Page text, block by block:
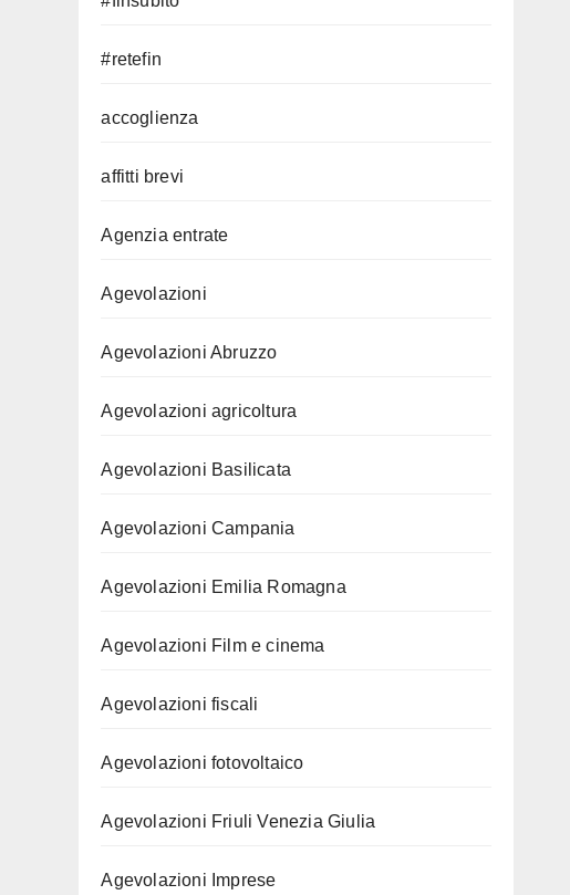
#retefin
accoglienza
affitti brevi
Agenzia entrate
Agevolazioni
Agevolazioni Abruzzo
Agevolazioni agricoltura
Agevolazioni Basilicata
Agevolazioni Campania
Agevolazioni Emilia Romagna
Agevolazioni Film e cinema
Agevolazioni fiscali
Agevolazioni fotovoltaico
Agevolazioni Friuli Venezia Giulia
Agevolazioni Imprese